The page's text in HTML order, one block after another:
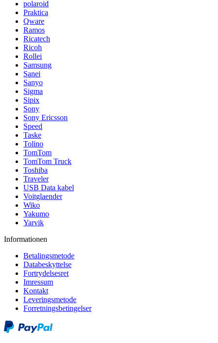
polaroid
Praktica
Qware
Ramos
Ricatech
Ricoh
Rollei
Samsung
Sanei
Sanyo
Sigma
Sipix
Sony
Sony Ericsson
Speed
Taske
Tolino
TomTom
TomTom Truck
Toshiba
Traveler
USB Data kabel
Voitglaender
Wiko
Yakumo
Yarvik
Informationen
Betalingsmetode
Databeskyttelse
Fortrydelsesret
Imressum
Kontakt
Leveringsmetode
Forretningsbetingelser